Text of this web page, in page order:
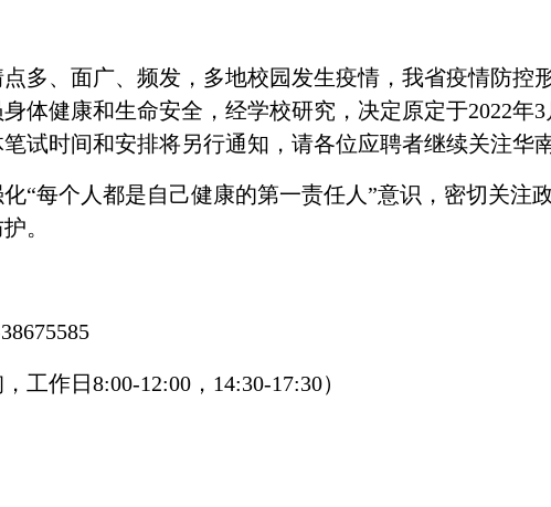
多、面广、频发，多地校园发生疫情，我省疫情防控
体健康和生命安全，经学校研究，决定原定于2022年3
试时间和安排将另行通知，请各位应聘者继续关注华
“每个人都是自己健康的第一责任人”意识，密切关注
。
工作日 8:00-12:00 ， 14:30-17:30）